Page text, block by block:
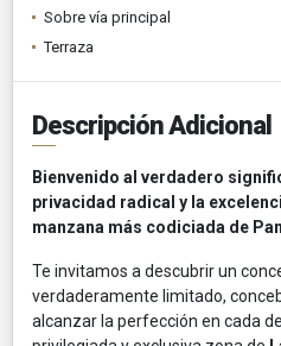
Sobre vía principal
Terraza
Descripción Adicional
Bienvenido al verdadero
privacidad radical y la
manzana más codiciada de
Te invitamos a descubrir un
verdaderamente limitado,
alcanzar la perfección en cada